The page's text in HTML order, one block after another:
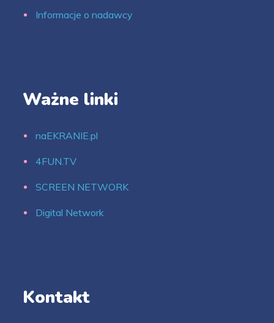
Informacje o nadawcy
Ważne linki
naEKRANIE.pl
4FUN.TV
SCREEN NETWORK
Digital Network
Kontakt